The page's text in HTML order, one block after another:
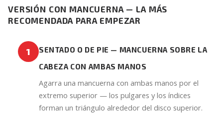
VERSIÓN CON MANCUERNA — LA MÁS
RECOMENDADA PARA EMPEZAR
1
SENTADO O DE PIE — MANCUERNA SOBRE LA
CABEZA CON AMBAS MANOS
Agarra una mancuerna con ambas manos por el
extremo superior — los pulgares y los índices
forman un triángulo alrededor del disco superior.